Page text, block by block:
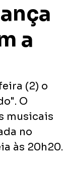
a
(2) o
O
musicais
no
às 20h20.